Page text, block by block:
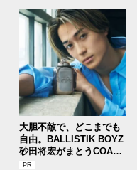
大胆不敵で、どこまでも
自由。BALLISTIK BOYZ
砂田将宏がまとうCOACH
の新作フレグランス「コ